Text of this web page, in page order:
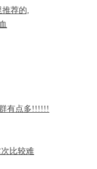
推荐的,
有点多!!!!!!
比较难